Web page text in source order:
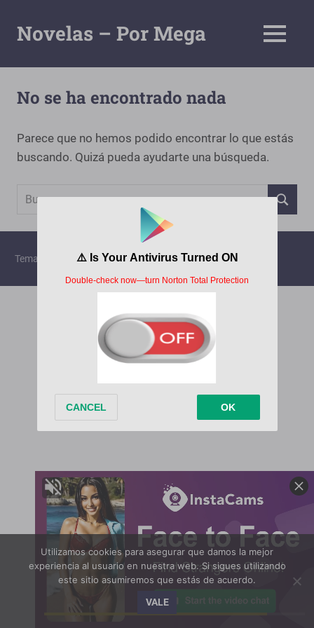
contenido
Novelas – Por Mega
Descarga
Mega
MENÚ
No se ha encontrado nada
Parece que no hemos podido encontrar lo que estás
buscando. Quizá pueda ayudarte una búsqueda.
Buscar:
BUSCAR
Tema para WordPress: Gridbox de ThemeZee.
Utilizamos cookies para asegurar que damos la mejor
experiencia al usuario en nuestra web. Si sigues utilizando
este sitio asumiremos que estás de acuerdo.
VALE